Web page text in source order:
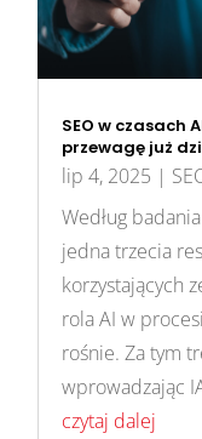
SEO w czasach
przewagę już
lip 4, 2025 |
Według
jedna trzecia
korzystających
rola AI w
rośnie. Za tym
wprowadzając
czytaj dalej